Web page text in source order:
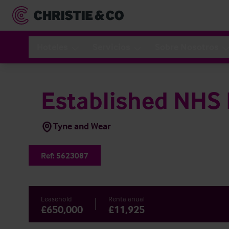
Established
Tyne and Wear
Ref: 5623087
Leasehold
£650,000
Renta anual
£11,925